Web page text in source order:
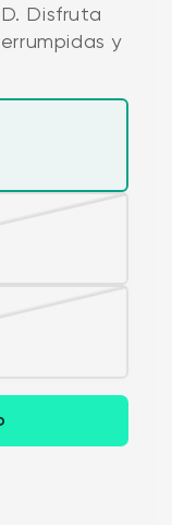
Disfruta
y
o no
o no